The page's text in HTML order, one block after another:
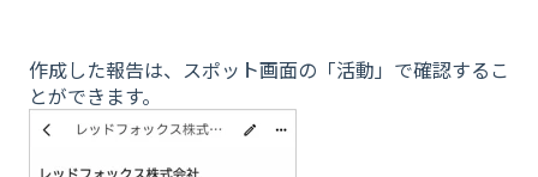
作成した報告は、スポット画面の「活動」で確認するこ
とができます。